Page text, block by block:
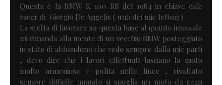
Questa è la BMW K 100 RS del 1984 in chiave cafe
racer di Giorgio De Angelis ( uno dei mie lettori ) .
La scelta di lavorare su questa base al quanto inusuale
mi rimanda alla mente di un vecchio BMW posteggiato
in stato di abbandono che vedo sempre dalla mie parti
, devo dire che i lavori effettuati lasciano la moto
molto armoniosa e pulita nelle linee , risultato
sempre difficile quando si spoglia un moto da gran